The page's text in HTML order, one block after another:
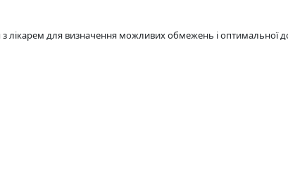
лікарем для визначення можливих обмежень і оптимальної